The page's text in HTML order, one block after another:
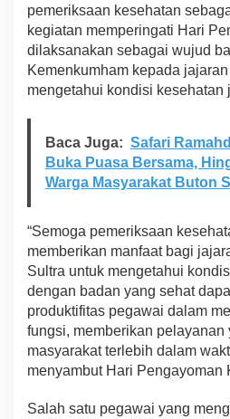
h
a
m
S
r
a
L
s
a
k
a
n
P
e
m
r
pemeriksaan kesehatan
kegiatan memperingati Hari
dilaksanakan sebagai wujud
Kemenkumham kepada
mengetahui kondisi kesehatan
Baca Juga: Safari
Buka Puasa Bersama,
Warga Masyarakat Buton
“Semoga pemeriksaan
memberikan manfaat bagi
Sultra untuk mengetahui
dengan badan yang sehat
produktifitas pegawai dalam
fungsi, memberikan pelayanan
masyarakat terlebih dalam
menyambut Hari Pengayoman
Salah satu pegawai yang